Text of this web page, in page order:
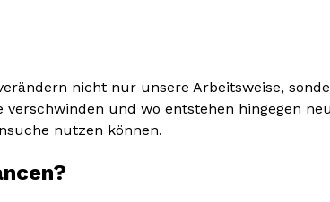
nicht nur unsere Arbeitsweise,
und wo entstehen hingegen
nutzen können.